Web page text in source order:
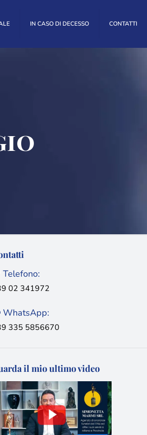
IN CASO DI DECESSO CONTATTI
Telefono:
02 341972
WhatsApp:
335 5856670
il mio ultimo video